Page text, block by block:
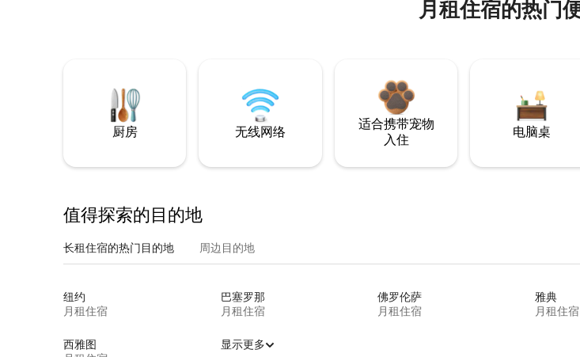
月租住宿的热门
厨房 无线网络
适合携带宠物
入住
电脑桌
值得探索的目的地
长租住宿的热门目的地 周边目的地
纽约
月租住宿
巴塞罗那
月租住宿
佛罗伦萨
月租住宿
雅典
月租住宿
西雅图
显示更多